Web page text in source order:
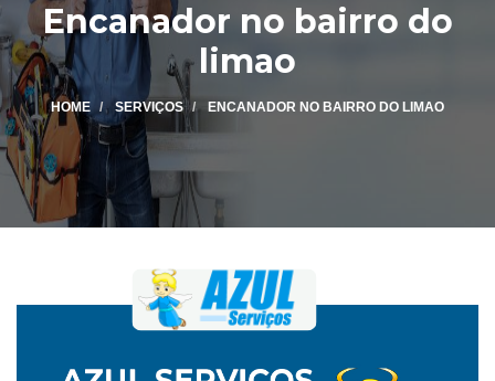
Encanador no bairro do
limao
HOME SERVIÇOS ENCANADOR NO BAIRRO DO LIMAO